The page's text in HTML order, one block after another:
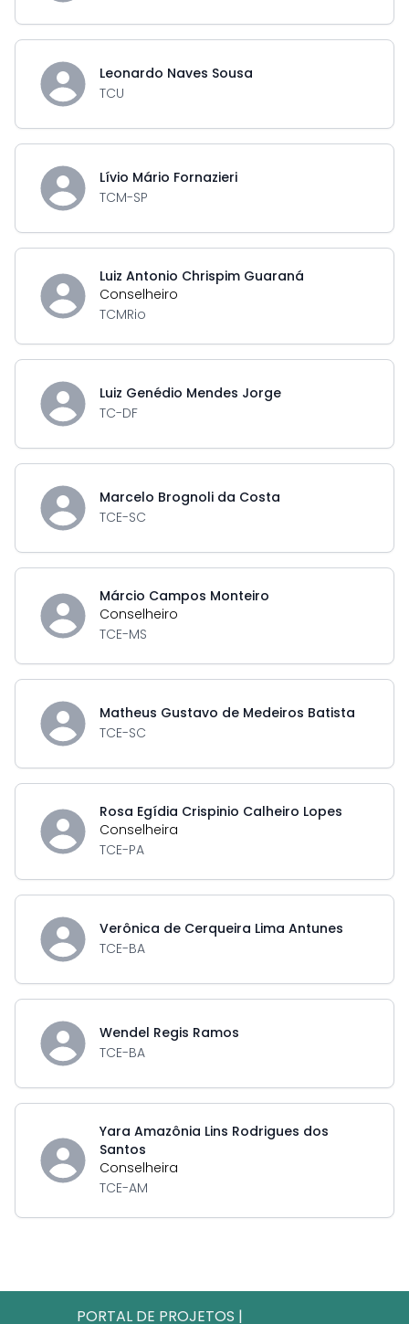
Leonardo Naves Sousa
TCU
Lívio Mário Fornazieri
TCM-SP
Luiz Antonio Chrispim Guaraná
Conselheiro
TCMRio
Luiz Genédio Mendes Jorge
TC-DF
Marcelo Brognoli da Costa
TCE-SC
Márcio Campos Monteiro
Conselheiro
TCE-MS
Matheus Gustavo de Medeiros Batista
TCE-SC
Rosa Egídia Crispinio Calheiro Lopes
Conselheira
TCE-PA
Verônica de Cerqueira Lima Antunes
TCE-BA
Wendel Regis Ramos
TCE-BA
Yara Amazônia Lins Rodrigues dos
Santos
Conselheira
TCE-AM
PORTAL DE PROJETOS |